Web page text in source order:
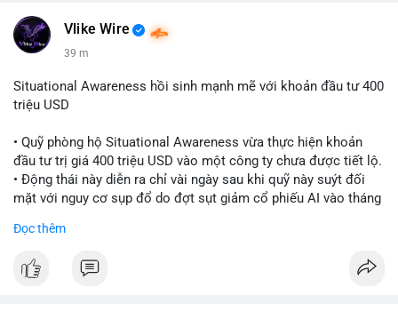
Vlike Wire
39 m
Situational Awareness hồi sinh mạnh mẽ với khoản đầu tư 400
triệu USD
• Quỹ phòng hộ Situational Awareness vừa thực hiện khoản
đầu tư trị giá 400 triệu USD vào một công ty chưa được tiết lộ.
• Động thái này diễn ra chỉ vài ngày sau khi quỹ này suýt đối
mặt với nguy cơ sụp đổ do đợt sụt giảm cổ phiếu AI vào tháng
• Sự trở lại này đánh dấu bước phục hồi đáng chú ý của quỹ
Đọc thêm